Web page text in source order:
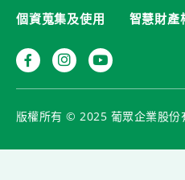
個資蒐集及使用
智慧財產
版權所有 © 2025 葡眾企業股份